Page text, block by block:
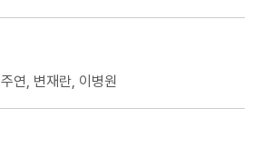
연, 변재란, 이병원